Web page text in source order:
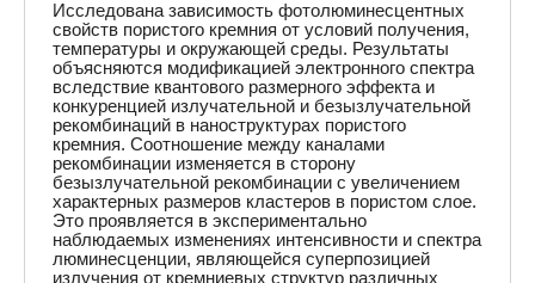
Исследована зависимость фотолюминесцентных
свойств пористого кремния от условий получения,
температуры и окружающей среды. Результаты
объясняются модификацией электронного спектра
вследствие квантового размерного эффекта и
конкуренцией излучательной и безызлучательной
рекомбинаций в наноструктурах пористого
кремния. Соотношение между каналами
рекомбинации изменяется в сторону
безызлучательной рекомбинации с увеличением
характерных размеров кластеров в пористом слое.
Это проявляется в экспериментально
наблюдаемых изменениях интенсивности и спектра
люминесценции, являющейся суперпозицией
излучения от кремниевых структур различных